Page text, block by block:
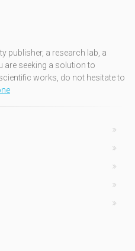
publisher, a research lab, a
are seeking a solution to
works, do not hesitate to